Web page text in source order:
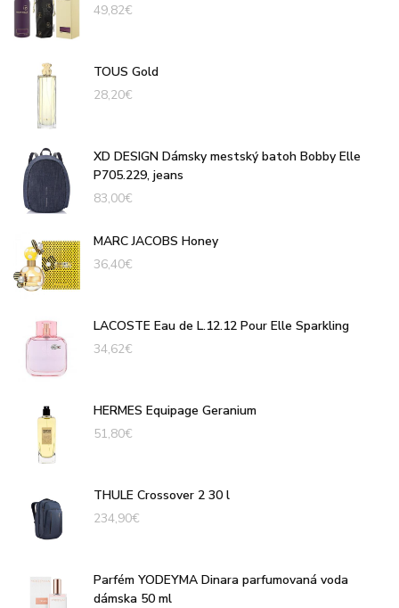
49,82€
TOUS Gold
28,20€
XD DESIGN Dámsky mestský batoh Bobby Elle
P705.229, jeans
83,00€
MARC JACOBS Honey
36,40€
LACOSTE Eau de L.12.12 Pour Elle Sparkling
34,62€
HERMES Equipage Geranium
51,80€
THULE Crossover 2 30 l
234,90€
Parfém YODEYMA Dinara parfumovaná voda
dámska 50 ml